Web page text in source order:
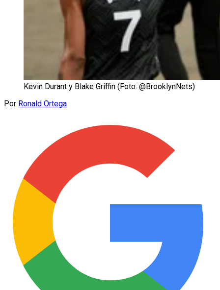
Kevin Durant y Blake Griffin (Foto: @BrooklynNets)
Por Ronald Ortega